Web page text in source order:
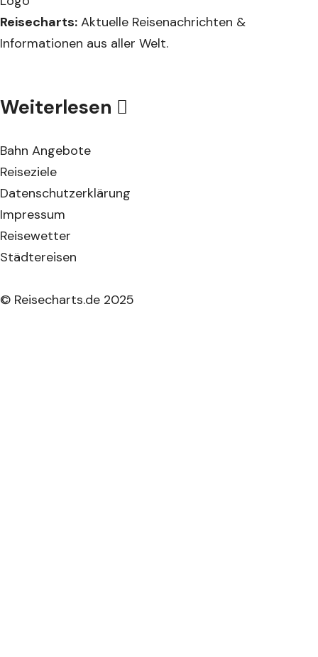
Reisecharts: Aktuelle Reisenachrichten &
Informationen aus aller Welt.
Weiterlesen
Bahn Angebote
Reiseziele
Datenschutzerklärung
Impressum
Reisewetter
Städtereisen
© Reisecharts.de 2025